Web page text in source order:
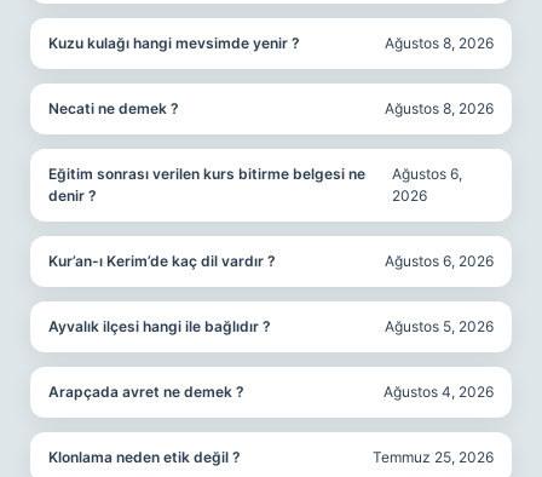
Kuzu kulağı hangi mevsimde yenir ? Ağustos 8, 2026
Necati ne demek ? Ağustos 8, 2026
Eğitim sonrası verilen kurs bitirme belgesi ne
denir ?
Ağustos 6,
2026
Kur’an-ı Kerim’de kaç dil vardır ? Ağustos 6, 2026
Ayvalık ilçesi hangi ile bağlıdır ? Ağustos 5, 2026
Arapçada avret ne demek ? Ağustos 4, 2026
Klonlama neden etik değil ? Temmuz 25, 2026